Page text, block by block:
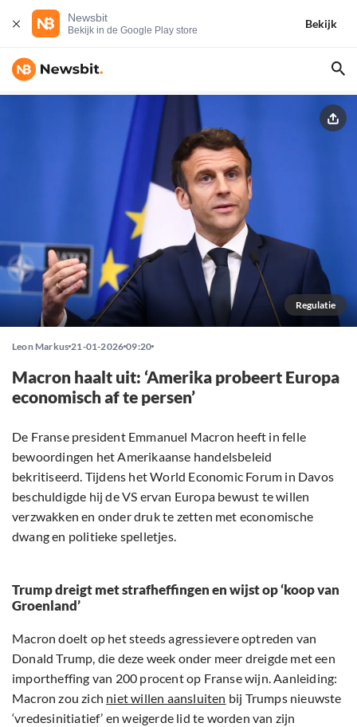
Newsbit
Bekijk in de Google Play store
Bekijk
Regulatie
Leon Markus 21-01-2026 09:20
Macron haalt uit: ‘Amerika probeert Europa
economisch af te persen’
De Franse president Emmanuel Macron heeft in felle
bewoordingen het Amerikaanse handelsbeleid
bekritiseerd. Tijdens het World Economic Forum in Davos
beschuldigde hij de VS ervan Europa bewust te willen
verzwakken en onder druk te zetten met economische
dwang en politieke spelletjes.
Trump dreigt met strafheffingen en wijst op ‘koop van
Groenland’
Macron doelt op het steeds agressievere optreden van
Donald Trump, die deze week onder meer dreigde met een
importheffing van 200 procent op Franse wijn. Aanleiding:
Macron zou zich niet willen aansluiten bij Trumps nieuwste
‘vredesinitiatief’ en weigerde lid te worden van zijn